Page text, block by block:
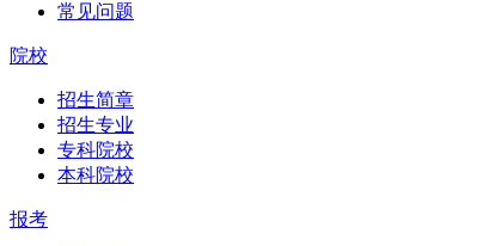
常见问题
院校
招生简章
招生专业
专科院校
本科院校
报考